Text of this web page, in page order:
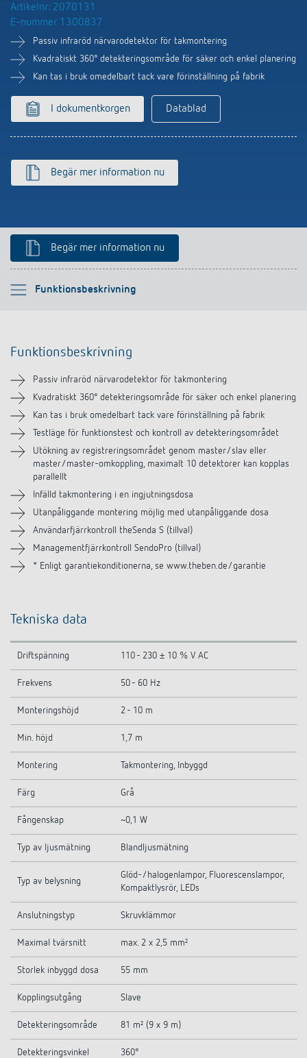
Referenser
Apparna från Theben
Design
Historia
Artikelnr: 2070131
E-nummer 1300837
Passiv infraröd närvarodetektor för takmontering
Kvadratiskt 360° detekteringsområde för säker och enkel planering
Kan tas i bruk omedelbart tack vare förinställning på fabrik
I dokumentkorgen Datablad
Begär mer information nu
Begär mer information nu
Funktionsbeskrivning
Vänligen välj
Nedladdningar
Tillbehör
Liknande produkter
Funktionsbeskrivning
Passiv infraröd närvarodetektor för takmontering
Kvadratiskt 360° detekteringsområde för säker och enkel planering
Kan tas i bruk omedelbart tack vare förinställning på fabrik
Testläge för funktionstest och kontroll av detekteringsområdet
Utökning av registreringsområdet genom master/slav eller
master/master-omkoppling, maximalt 10 detektorer kan kopplas
parallellt
Infälld takmontering i en ingjutningsdosa
Utanpåliggande montering möjlig med utanpåliggande dosa
Användarfjärrkontroll theSenda S (tillval)
Managementfjärrkontroll SendoPro (tillval)
* Enligt garantiekonditionerna, se www.theben.de/garantie
Tekniska data
Driftspänning 110 - 230 ± 10 % V AC
Frekvens 50 - 60 Hz
Monteringshöjd 2 - 10 m
Min. höjd 1,7 m
Montering Takmontering, Inbyggd
Färg Grå
Fångenskap ~0,1 W
Typ av ljusmätning Blandljusmätning
Typ av belysning
Glöd-/halogenlampor, Fluorescenslampor,
Kompaktlysrör, LEDs
Anslutningstyp Skruvklämmor
Maximal tvärsnitt max. 2 x 2,5 mm²
Storlek inbyggd dosa 55 mm
Kopplingsutgång Slave
Detekteringsområde 81 m² (9 x 9 m)
Detekteringsvinkel 360°